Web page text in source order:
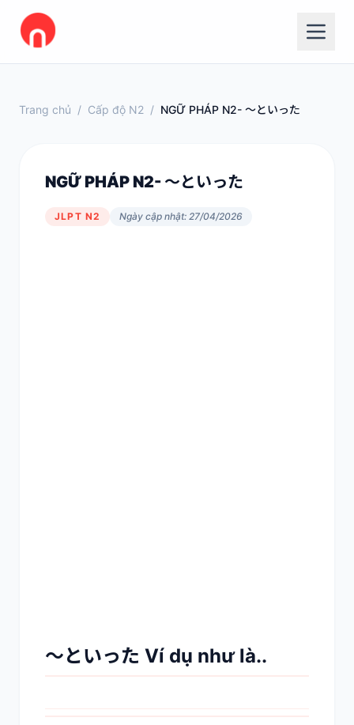
Trang chủ / Cấp độ N2 / NGỮ PHÁP N2- ～といった
NGỮ PHÁP N2- ～といった
JLPT N2 Ngày cập nhật: 27/04/2026
～といった Ví dụ như là..